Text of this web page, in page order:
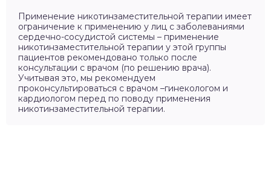
Применение никотинзаместительной терапии имеет
ограничение к применению у лиц с заболеваниями
сердечно-сосудистой системы – применение
никотинзаместительной терапии у этой группы
пациентов рекомендовано только после
консультации с врачом (по решению врача).
Учитывая это, мы рекомендуем
проконсультироваться с врачом –гинекологом и
кардиологом перед по поводу применения
никотинзаместительной терапии.